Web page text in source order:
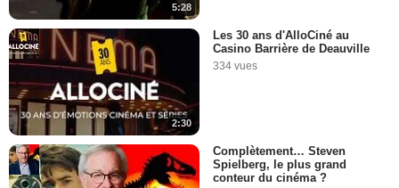
5:28
2:30
Les 30 ans d'AlloCiné au
Casino Barrière de Deauville
334 vues
Complètement… Steven
Spielberg, le plus grand
conteur du cinéma ?